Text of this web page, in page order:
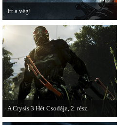
Itt a vég!
Hamarosan minden infó kiderül a
A Crysis 3 Hét Csodája, 2. rész